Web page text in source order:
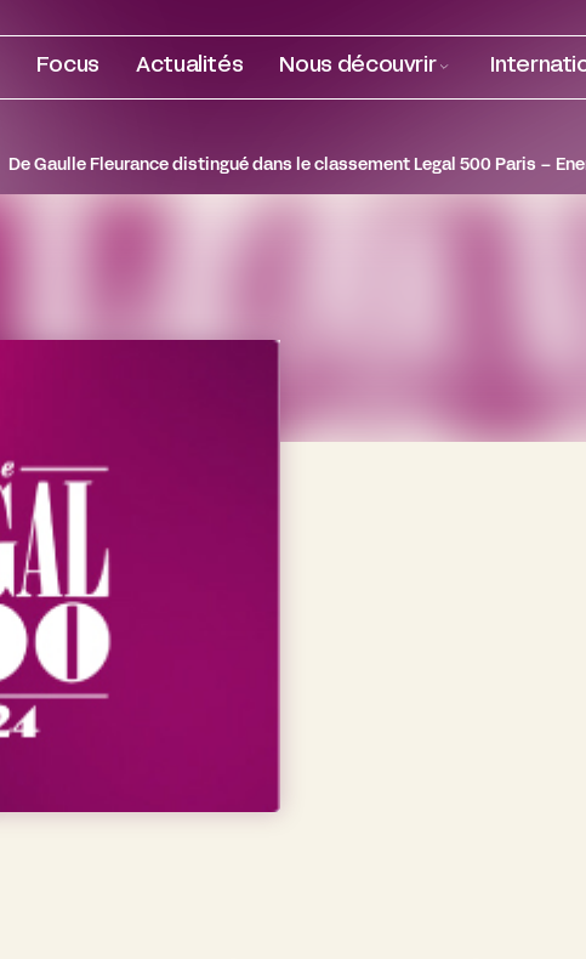
Focus Actualités Nous découvrir
De Gaulle Fleurance distingué dans le classement Legal 500 Paris –